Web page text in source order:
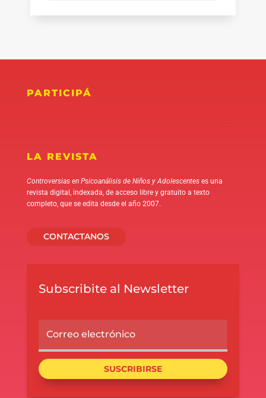
PARTICIPÁ
LA REVISTA
Controversias en Psicoanálisis de Niños y Adolescenteses una
revista digital, indexada, de acceso libre y gratuito a texto
completo, que se edita desde el año 2007.
CONTACTANOS
Subscribite al Newsletter
SUSCRIBIRSE